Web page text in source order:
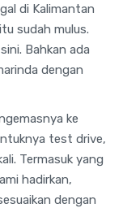
di Kalimantan
sudah mulus.
Bahkan ada
dengan
ke
test drive,
Termasuk yang
hadirkan,
dengan